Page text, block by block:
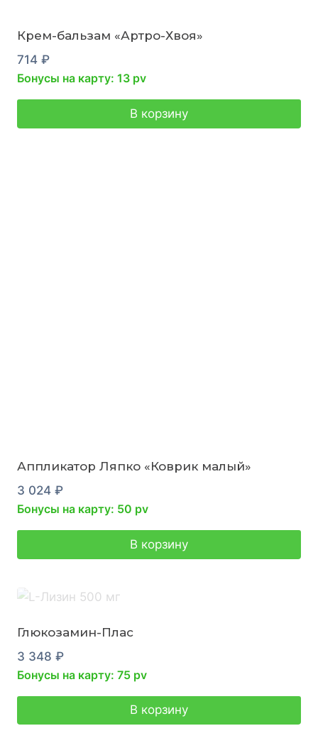
Крем-бальзам «Артро-Хвоя»
714 ₽
Бонусы на карту: 13 pv
В корзину
Аппликатор Ляпко «Коврик малый»
3 024 ₽
Бонусы на карту: 50 pv
В корзину
Глюкозамин-Плас
3 348 ₽
Бонусы на карту: 75 pv
В корзину